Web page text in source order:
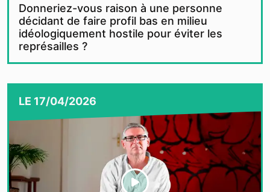
Donneriez-vous raison à une personne
décidant de faire profil bas en milieu
idéologiquement hostile pour éviter les
représailles ?
LE 17/04/2026